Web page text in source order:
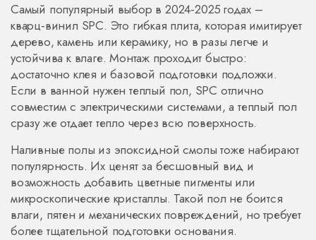
Самый популярный выбор в 2024‑2025 годах –
кварц‑винил SPC. Это гибкая плита, которая имитирует
дерево, камень или керамику, но в разы легче и
устойчива к влаге. Монтаж проходит быстро:
достаточно клея и базовой подготовки подложки.
Если в ванной нужен теплый пол, SPC отлично
совместим с электрическими системами, а теплый пол
сразу же отдает тепло через всю поверхность.
Наливные полы из эпоксидной смолы тоже набирают
популярность. Их ценят за бесшовный вид и
возможность добавить цветные пигменты или
микроскопические кристаллы. Такой пол не боится
влаги, пятен и механических повреждений, но требует
более тщательной подготовки основания.